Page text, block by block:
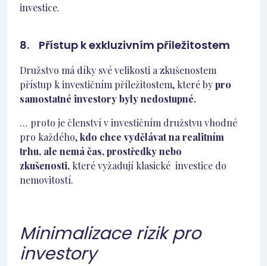
investice.
8. Přístup k exkluzivním příležitostem
Družstvo má díky své velikosti a zkušenostem
přístup k investičním příležitostem, které bypro
samostatné investory byly nedostupné.
… proto je členství v investičním družstvu vhodné
pro každého,kdo chce vydělávat na realitním
trhu, ale nemá čas, prostředky nebo
zkušenosti, které vyžadují klasické investice do
nemovitostí.
Minimalizace rizik pro
investory